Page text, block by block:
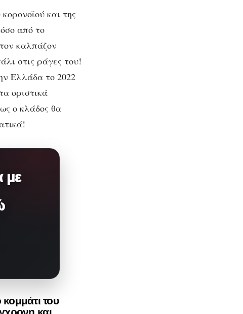
και της
από το
καλπάζον
στις ράγες του!
Ελλάδα το 2022
οριστικά
ο κλάδος θα
με
του